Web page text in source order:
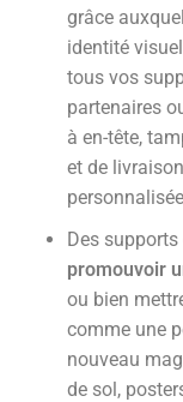
grâce
identité
tous vos
partenaires
à en-tête,
et de
Des supports
promouvoir
ou bien
comme une
nouveau
de sol,